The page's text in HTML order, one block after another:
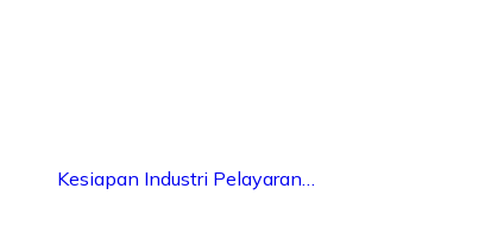
Kesiapan Industri Pelayaran…